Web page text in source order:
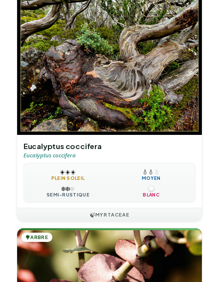
Eucalyptus coccifera
Eucalyptus coccifera
☀️☀️☀️
PLEIN SOLEIL
💧 💧 💧
MOYEN
❄️❄️❄️
SEMI-RUSTIQUE BLANC
🍃MYRTACEAE
🌳ARBRE